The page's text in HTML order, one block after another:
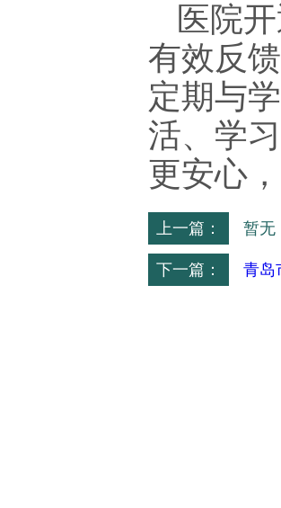
医院
有效反
定期与
活、学
更安心
上一篇： 暂无
下一篇： 青岛